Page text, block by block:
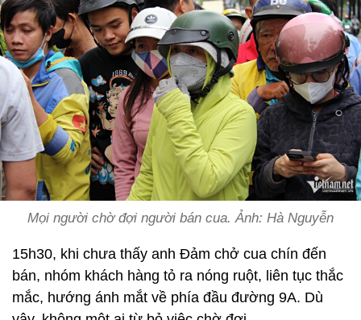
Mọi người chờ đợi người bán cua. Ảnh: Hà Nguyễn
15h30, khi chưa thấy anh Đảm chở cua chín đến
bán, nhóm khách hàng tỏ ra nóng ruột, liên tục thắc
mắc, hướng ánh mắt về phía đầu đường 9A. Dù